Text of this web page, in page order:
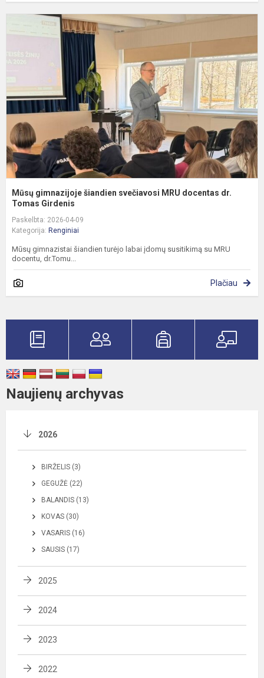
Mūsų gimnazijoje šiandien svečiavosi MRU docentas dr.
Tomas Girdenis
Paskelbta: 2026-04-09
Kategorija: Renginiai
Mūsų gimnazistai šiandien turėjo labai įdomų susitikimą su MRU
docentu, dr.Tomu...
Plačiau
Naujienų archyvas
2026
BIRŽELIS (3)
GEGUŽĖ (22)
BALANDIS (13)
KOVAS (30)
VASARIS (16)
SAUSIS (17)
2025
2024
2023
2022